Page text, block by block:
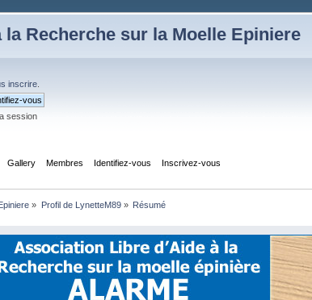
Recherche sur la Moelle Epiniere
inscrire
session
Gallery Membres Identifiez-vous Inscrivez-vous
» Profil de LynetteM89» Résumé